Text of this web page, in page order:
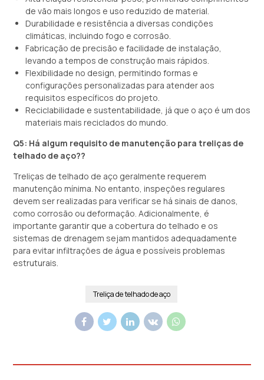
de vão mais longos e uso reduzido de material.
Durabilidade e resistência a diversas condições
climáticas, incluindo fogo e corrosão.
Fabricação de precisão e facilidade de instalação,
levando a tempos de construção mais rápidos.
Flexibilidade no design, permitindo formas e
configurações personalizadas para atender aos
requisitos específicos do projeto.
Reciclabilidade e sustentabilidade, já que o aço é um dos
materiais mais reciclados do mundo.
Q5: Há algum requisito de manutenção para treliças de
telhado de aço??
Treliças de telhado de aço geralmente requerem
manutenção mínima. No entanto, inspeções regulares
devem ser realizadas para verificar se há sinais de danos,
como corrosão ou deformação. Adicionalmente, é
importante garantir que a cobertura do telhado e os
sistemas de drenagem sejam mantidos adequadamente
para evitar infiltrações de água e possíveis problemas
estruturais.
Treliça de telhado de aço